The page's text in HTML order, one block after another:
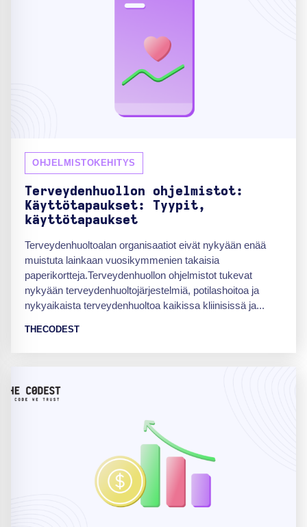
OHJELMISTOKEHITYS
Terveydenhuollon ohjelmistot:
Käyttötapaukset: Tyypit,
käyttötapaukset
Terveydenhuoltoalan organisaatiot eivät nykyään enää
muistuta lainkaan vuosikymmenien takaisia
paperikortteja.Terveydenhuollon ohjelmistot tukevat
nykyään terveydenhuoltojärjestelmiä, potilashoitoa ja
nykyaikaista terveydenhuoltoa kaikissa kliinisissä ja...
THECODEST